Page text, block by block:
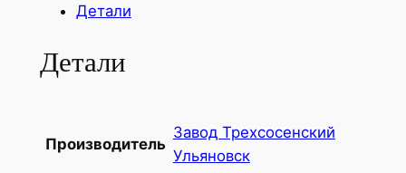
Детали
Детали
Производитель
Завод Трехсосенский
Ульяновск